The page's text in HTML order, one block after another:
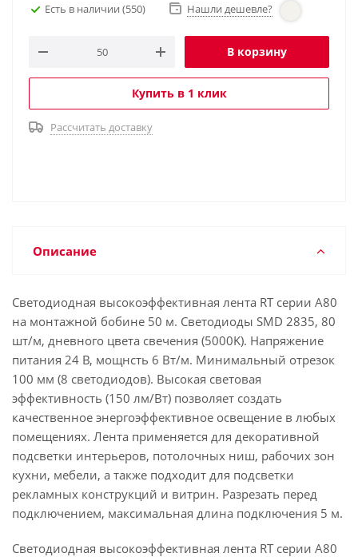
Есть в наличии (550) Нашли дешевле?
В корзину
Купить в 1 клик
Рассчитать доставку
Описание
Светодиодная высокоэффективная лента RT серии A80
на монтажной бобине 50 м. Светодиоды SMD 2835, 80
шт/м, дневного цвета свечения (5000K). Напряжение
питания 24 В, мощнсть 6 Вт/м. Минимальный отрезок
100 мм (8 светодиодов). Высокая световая
эффективность (150 лм/Вт) позволяет создать
качественное энергоэффективное освещение в любых
помещениях. Лента применяется для декоративной
подсветки интерьеров, потолочных ниш, рабочих зон
кухни, мебели, а также подходит для подсветки
рекламных конструкций и витрин. Разрезать перед
подключением, максимальная длина подключения 5 м.
Светодиодная высокоэффективная лента RT серии A80